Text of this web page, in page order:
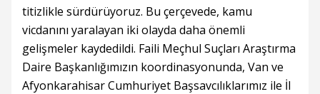
titizlikle sürdürüyoruz. Bu çerçevede, kamu
vicdanını yaralayan iki olayda daha önemli
gelişmeler kaydedildi. Faili Meçhul Suçları Araştırma
Daire Başkanlığımızın koordinasyonunda, Van ve
Afyonkarahisar Cumhuriyet Başsavcılıklarımız ile İl